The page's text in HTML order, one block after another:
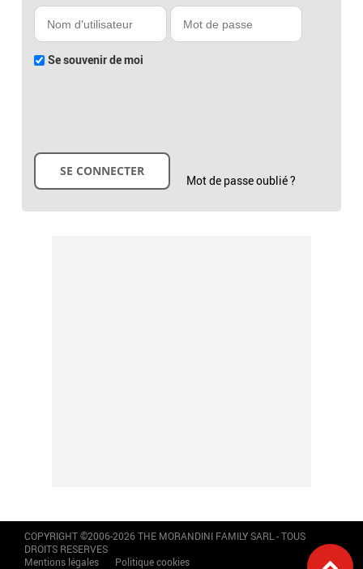
Se souvenir de moi
Mot de passe oublié ?
COPYRIGHT ©2006-2026 THE MORANDINI FAMILY SARL - TOUS
DROITS RESERVES
Mentions légales
Politique cookies